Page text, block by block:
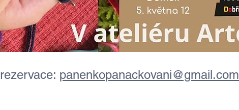
rezervace: panenkopanackovani@gmail.com